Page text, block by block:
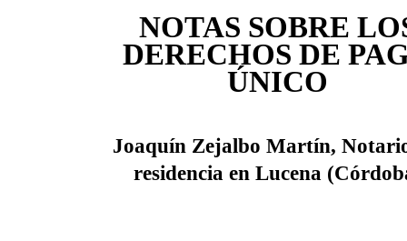
NOTAS SOBRE
DERECHOS DE
ÚNICO
Joaquín Zejalbo Martín,
residencia en Lucena